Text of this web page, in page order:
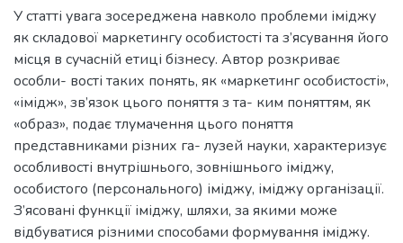
У статті увага зосереджена навколо проблеми іміджу
як складової маркетингу особистості та з’ясування його
місця в сучасній етиці бізнесу. Автор розкриває
особли- вості таких понять, як «маркетинг особистості»,
«імідж», зв’язок цього поняття з та- ким поняттям, як
«образ», подає тлумачення цього поняття
представниками різних га- лузей науки, характеризує
особливості внутрішнього, зовнішнього іміджу,
особистого (персонального) іміджу, іміджу організації.
З’ясовані функції іміджу, шляхи, за якими може
відбуватися різними способами формування іміджу.